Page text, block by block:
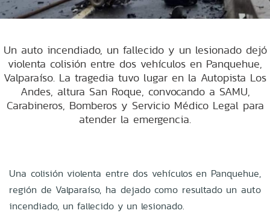
Un auto incendiado, un fallecido y un lesionado dejó
violenta colisión entre dos vehículos en Panquehue,
Valparaíso. La tragedia tuvo lugar en la Autopista Los
Andes, altura San Roque, convocando a SAMU,
Carabineros, Bomberos y Servicio Médico Legal para
atender la emergencia.
Una colisión violenta entre dos vehículos en Panquehue,
región de Valparaíso, ha dejado como resultado un auto
incendiado, un fallecido y un lesionado.